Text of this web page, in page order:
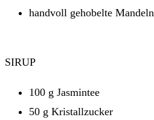
handvoll gehobelte Mandeln
SIRUP
100 g Jasmintee
50 g Kristallzucker